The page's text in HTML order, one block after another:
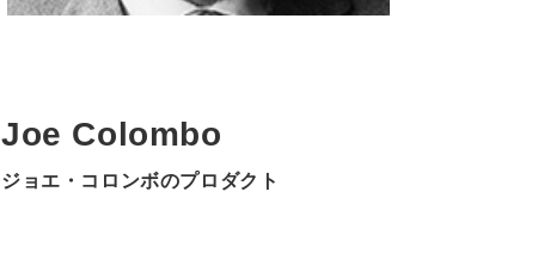
Joe Colombo
ジョエ・コロンボのプロダクト